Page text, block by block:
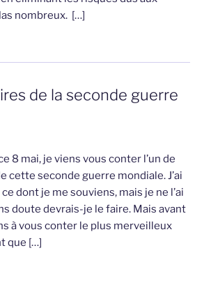
nombreux. […]
de la seconde guerre
8 mai, je viens vous conter l’un de
cette seconde guerre mondiale. J’ai
dont je me souviens, mais je ne l’ai
doute devrais-je le faire. Mais avant
à vous conter le plus merveilleux
que […]